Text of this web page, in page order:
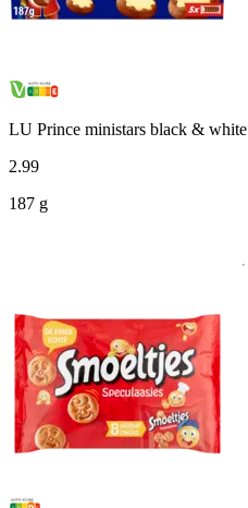
LU Prince ministars black & white
2.99
187 g